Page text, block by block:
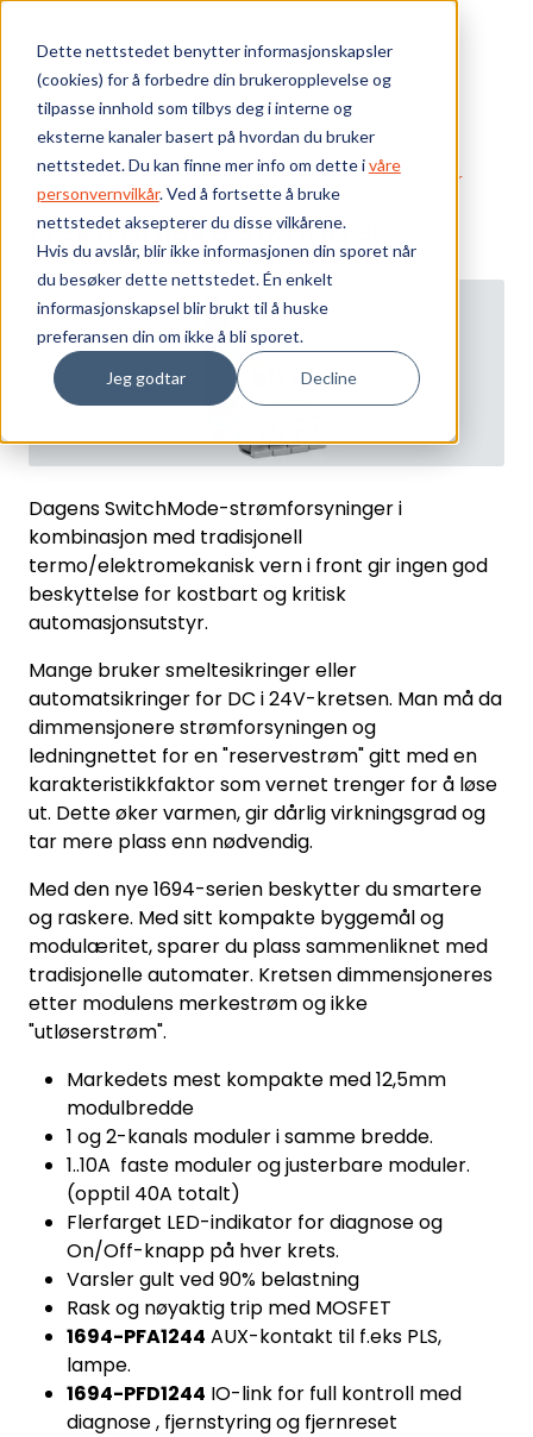
Dette nettstedet benytter informasjonskapsler
(cookies) for å forbedre din brukeropplevelse og
tilpasse innhold som tilbys deg i interne og
eksterne kanaler basert på hvordan du bruker
nettstedet. Du kan finne mer info om dette ivåre
personvernvilkår. Ved å fortsette å bruke
nettstedet aksepterer du disse vilkårene.
Hvis du avslår, blir ikke informasjonen din sporet når
du besøker dette nettstedet. Én enkelt
informasjonskapsel blir brukt til å huske
preferansen din om ikke å bli sporet.
Jeg godtar Decline
Skip to main content
Webshop Elektrokomponenter Elektroniske sikringer
Elektroniske sikringer
Dagens SwitchMode-strømforsyninger i
kombinasjon med tradisjonell
termo/elektromekanisk vern i front gir ingen god
beskyttelse for kostbart og kritisk
automasjonsutstyr.
Mange bruker smeltesikringer eller
automatsikringer for DC i 24V-kretsen. Man må da
dimmensjonere strømforsyningen og
ledningnettet for en "reservestrøm" gitt med en
karakteristikkfaktor som vernet trenger for å løse
ut. Dette øker varmen, gir dårlig virkningsgrad og
tar mere plass enn nødvendig.
Med den nye 1694-serien beskytter du smartere
og raskere. Med sitt kompakte byggemål og
modulæritet, sparer du plass sammenliknet med
tradisjonelle automater. Kretsen dimmensjoneres
etter modulens merkestrøm og ikke
"utløserstrøm".
Markedets mest kompakte med 12,5mm
modulbredde
1 og 2-kanals moduler i samme bredde.
1..10A faste moduler og justerbare moduler.
(opptil 40A totalt)
Flerfarget LED-indikator for diagnose og
On/Off-knapp på hver krets.
Varsler gult ved 90% belastning
Rask og nøyaktig trip med MOSFET
1694-PFA1244 AUX-kontakt til f.eks PLS,
lampe.
1694-PFD1244 IO-link for full kontroll med
diagnose , fjernstyring og fjernreset
Bærekraft
Vi tilbyr
Ressurser
Om oss